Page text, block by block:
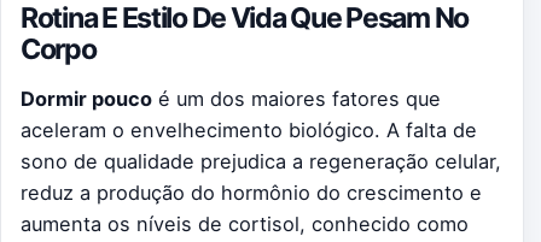
Rotina E Estilo De Vida Que Pesam No
Corpo
Dormir pouco é um dos maiores fatores que
aceleram o envelhecimento biológico. A falta de
sono de qualidade prejudica a regeneração celular,
reduz a produção do hormônio do crescimento e
aumenta os níveis de cortisol, conhecido como